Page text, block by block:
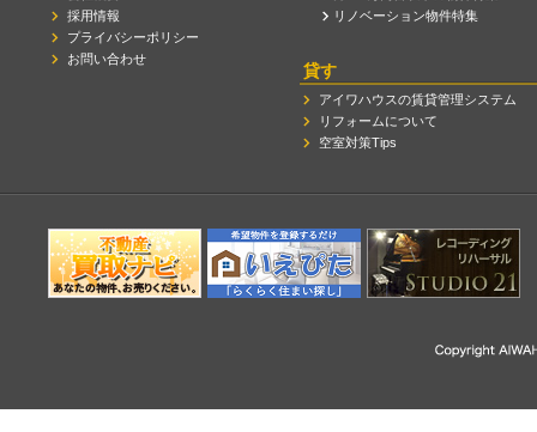
採用情報
プライバシーポリシー
お問い合わせ
リノベーション物件特集
貸す
アイワハウスの賃貸管理システム
リフォームについて
空室対策Tips